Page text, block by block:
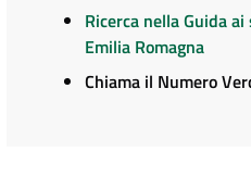
Ricerca nella Guida
Emilia Romagna
Chiama il Numero